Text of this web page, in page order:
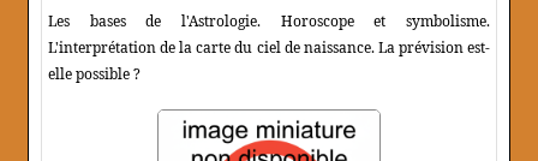
Les bases de l'Astrologie. Horoscope et symbolisme.
L'interprétation de la carte du ciel de naissance. La prévision est-
elle possible ?